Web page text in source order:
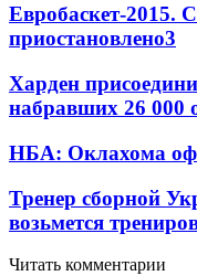
Евробаскет-2015.
приостановлено3
Харден
набравших 26 000
НБА: Оклахома
Тренер сборной
возьмется
Читать комментарии